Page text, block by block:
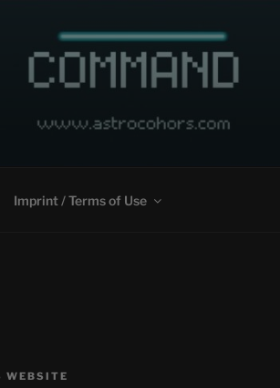
Imprint / Terms of Use
WEBSITE